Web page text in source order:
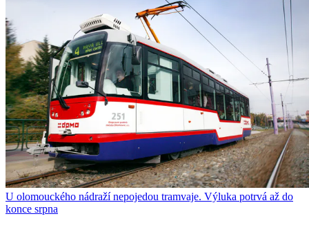
U olomouckého nádraží nepojedou tramvaje. Výluka potrvá až do
konce srpna